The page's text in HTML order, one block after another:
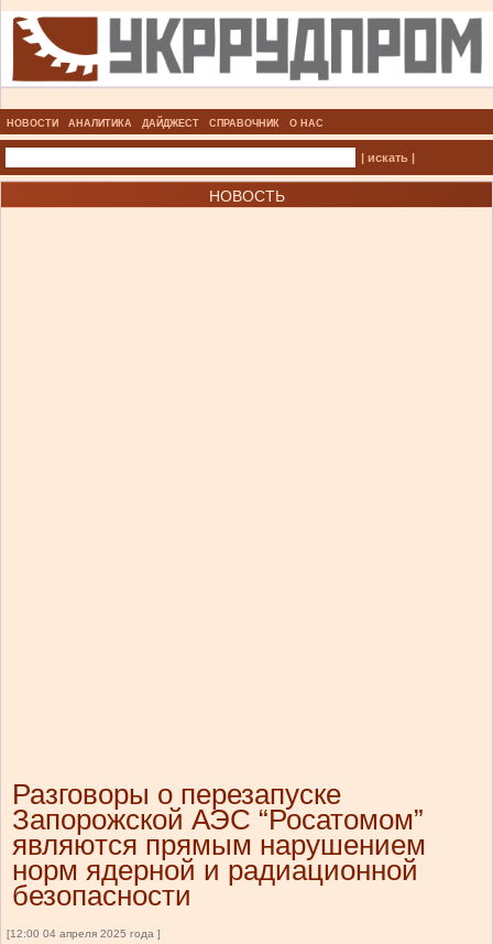
НОВОСТИ АНАЛИТИКА ДАЙДЖЕСТ СПРАВОЧНИК О НАС
| искать |
НОВОСТЬ
Разговоры о перезапуске
Запорожской АЭС “Росатомом”
являются прямым нарушением
норм ядерной и радиационной
безопасности
[12:00 04 апреля 2025 года ]